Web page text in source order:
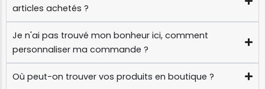
articles achetés ?
Je n'ai pas trouvé mon bonheur ici, comment
personnaliser ma commande ?
Où peut-on trouver vos produits en boutique ?